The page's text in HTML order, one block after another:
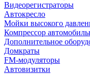
Видеорегистраторы
Автокресло
Мойки высокого
Компрессор
Дополнительное
Домкраты
FM-модуляторы
Автовизитки